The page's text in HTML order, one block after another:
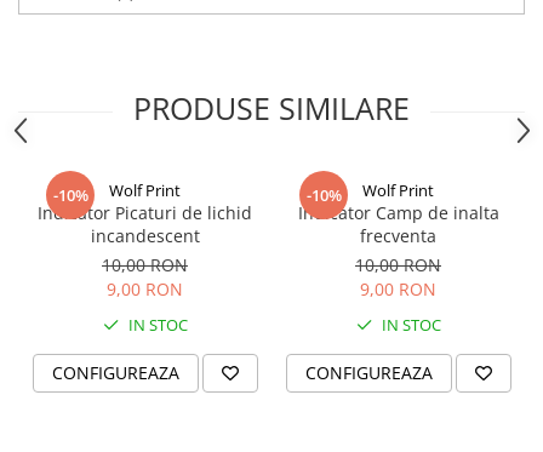
PRODUSE SIMILARE
-10% Wolf Print
Indicator Picaturi de lichid
incandescent
10,00 RON
9,00 RON
IN STOC
CONFIGUREAZA
-10% Wolf Print
Indicator Camp de inalta
frecventa
10,00 RON
9,00 RON
IN STOC
CONFIGUREAZA